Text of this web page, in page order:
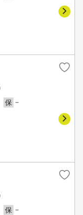
保 －
保 －